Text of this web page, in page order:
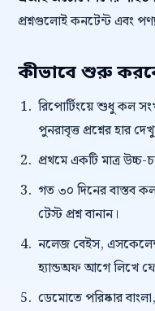
প্রশ্নগুলোই কনটেন্ট এবং
কীভাবে শুরু
রিপোর্টিংয়ে শুধু কল
পুনরাবৃত্ত প্রশ্নের হার
প্রথমে একটি মাত্র উচ্চ-
গত ৩০ দিনের বাস্তব
টেস্ট প্রশ্ন বানান।
নলেজ বেইস,
হ্যান্ডঅফ আগে লিখে
ডেমোতে পরিষ্কার